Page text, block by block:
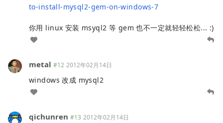
to-install-mysql2-gem-on-windows-7
你用 linux 安装 msyql2 等 gem 也不一定就轻轻松松... :)
metal #12 2012年02月14日
windows 改成 mysql2
qichunren #13 2012年02月14日